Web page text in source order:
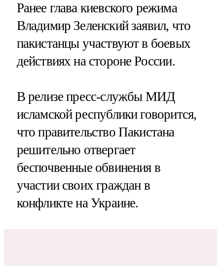
Ранее глава киевского режима
Владимир Зеленский заявил, что
пакистанцы участвуют в боевых
действиях на стороне России.
В релизе пресс-службы МИД
исламской республики говорится,
что правительство Пакистана
решительно отвергает
беспочвенные обвинения в
участии своих граждан в
конфликте на Украине.